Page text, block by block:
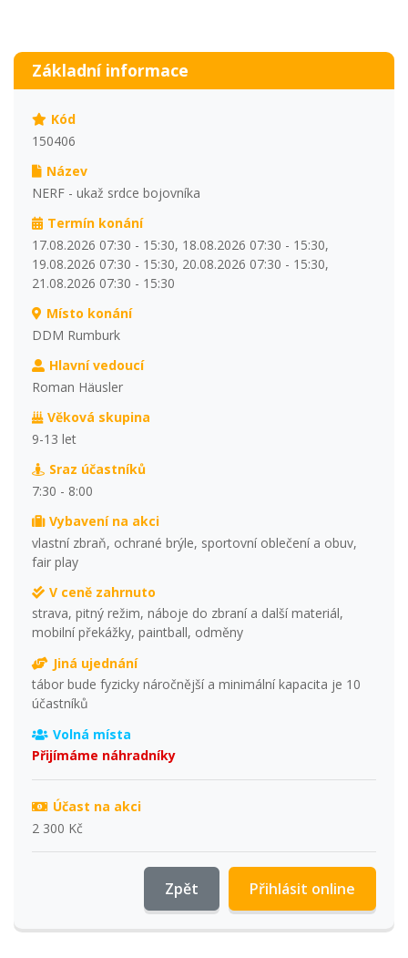
Základní informace
Kód
150406
Název
NERF - ukaž srdce bojovníka
Termín konání
17.08.2026 07:30 - 15:30, 18.08.2026 07:30 - 15:30,
19.08.2026 07:30 - 15:30, 20.08.2026 07:30 - 15:30,
21.08.2026 07:30 - 15:30
Místo konání
DDM Rumburk
Hlavní vedoucí
Roman Häusler
Věková skupina
9-13 let
Sraz účastníků
7:30 - 8:00
Vybavení na akci
vlastní zbraň, ochrané brýle, sportovní oblečení a obuv,
fair play
V ceně zahrnuto
strava, pitný režim, náboje do zbraní a další materiál,
mobilní překážky, paintball, odměny
Jiná ujednání
tábor bude fyzicky náročnější a minimální kapacita je 10
účastníků
Volná místa
Přijímáme náhradníky
Účast na akci
2 300 Kč
Přihlásit online
Zpět